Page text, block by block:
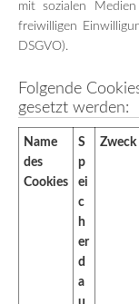
mit sozialen
freiwilligen
DSGVO).
Folgende
gesetzt werden:
Name
des
Cookies
S
p
ei
c
h
er
d
a
Zweck